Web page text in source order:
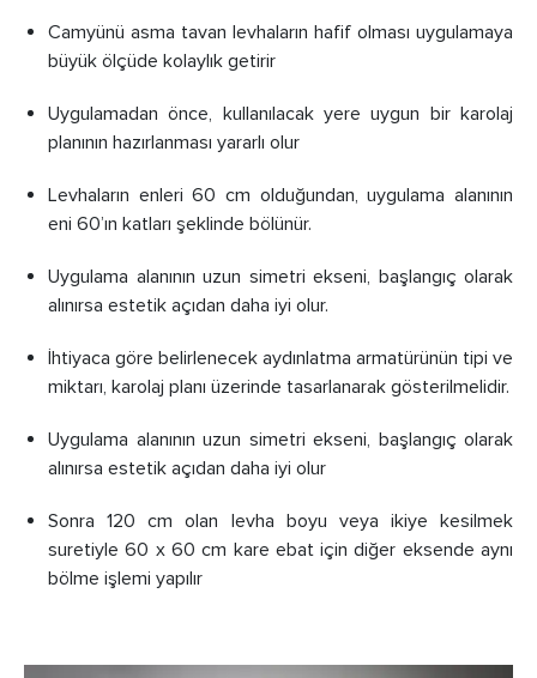
Camyünü asma tavan levhaların hafif olması uygulamaya
büyük ölçüde kolaylık getirir
Uygulamadan önce, kullanılacak yere uygun bir karolaj
planının hazırlanması yararlı olur
Levhaların enleri 60 cm olduğundan, uygulama alanının
eni 60’ın katları şeklinde bölünür.
Uygulama alanının uzun simetri ekseni, başlangıç olarak
alınırsa estetik açıdan daha iyi olur.
İhtiyaca göre belirlenecek aydınlatma armatürünün tipi ve
miktarı, karolaj planı üzerinde tasarlanarak gösterilmelidir.
Uygulama alanının uzun simetri ekseni, başlangıç olarak
alınırsa estetik açıdan daha iyi olur
Sonra 120 cm olan levha boyu veya ikiye kesilmek
suretiyle 60 x 60 cm kare ebat için diğer eksende aynı
bölme işlemi yapılır